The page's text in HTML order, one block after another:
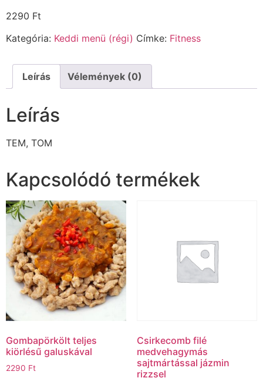
2290 Ft
Kategória: Keddi menü (régi) Címke: Fitness
Leírás Vélemények (0)
Leírás
TEM, TOM
Kapcsolódó termékek
Gombapörkölt teljes
kiörlésű galuskával
2290 Ft
Csirkecomb filé
medvehagymás
sajtmártással jázmin
rizzsel